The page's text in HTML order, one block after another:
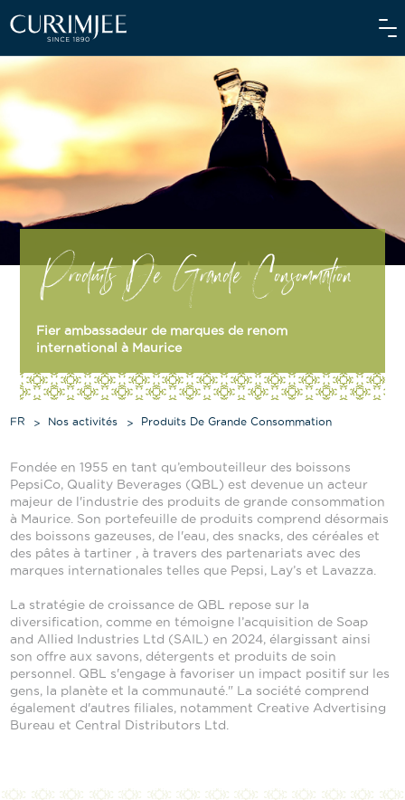
À PROPOS DE NOUS
NOS ACTIVITÉS
NOS ENGAGEMENTS
INVESTISSEURS
NOS ÉQUIPES
ACTUALITÉS
MÉDIA
Produits De Grande Consommation
Fier ambassadeur de marques de renom
international à Maurice
FR Nos activités Produits De Grande Consommation
Fondée en 1955 en tant qu’embouteilleur des boissons
PepsiCo, Quality Beverages (QBL) est devenue un acteur
majeur de l'industrie des produits de grande consommation
à Maurice. Son portefeuille de produits comprend désormais
des boissons gazeuses, de l'eau, des snacks, des céréales et
des pâtes à tartiner , à travers des partenariats avec des
marques internationales telles que Pepsi, Lay’s et Lavazza.
La stratégie de croissance de QBL repose sur la
diversification, comme en témoigne l’acquisition de Soap
and Allied Industries Ltd (SAIL) en 2024, élargissant ainsi
son offre aux savons, détergents et produits de soin
personnel. QBL s'engage à favoriser un impact positif sur les
gens, la planète et la communauté." La société comprend
également d'autres filiales, notamment Creative Advertising
Bureau et Central Distributors Ltd.